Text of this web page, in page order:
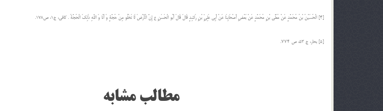
[4] الْحُسَیْنُ بْنُ مُحَمَّدٍ عَنْ مُعَلَّى بْنِ مُحَمَّدٍ عَنْ بَعْضِ أَصْحَابِنَا عَنْ أَبِی عَلِیِّ بْنِ رَاشِدٍ قَالَ قَالَ أَبُو الْحَسَنِ ع إِنَّ الْأَرْضَ لَا تَخْلُو مِنْ حُجَّةٍ وَ أَنَا وَ اللَّهِ ذَلِکَ الْحُجَّةُ . کافی، ج1، ص178.
[5] بحار، ج 53، ص ۷۷۴.
مطالب مشابه